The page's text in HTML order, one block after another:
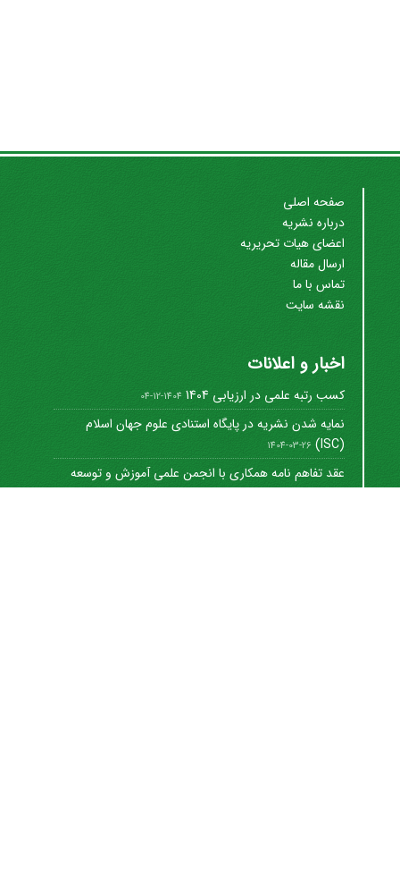
صفحه اصلی
درباره نشریه
اعضای هیات تحریریه
ارسال مقاله
تماس با ما
نقشه سایت
اخبار و اعلانات
کسب رتبه علمی در ارزیابی 1404 1404-12-04
نمایه شدن نشریه در پایگاه استنادی علوم جهان اسلام
(ISC)
1404-03-26
عقد تفاهم نامه همکاری با انجمن علمی آموزش و توسعه
منابع ...